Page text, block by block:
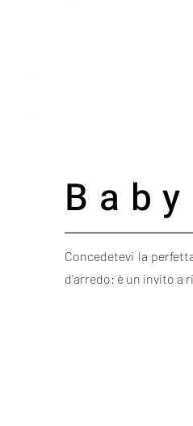
Baby
Concedetevi la
d'arredo: è un invito a